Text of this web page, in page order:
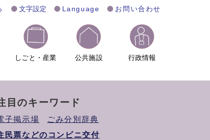
文字設定 Language お問い合わせ
しごと・産業 公共施設 行政情報
目のキーワード
子掲示場
ごみ分別辞典
民票などのコンビニ交付